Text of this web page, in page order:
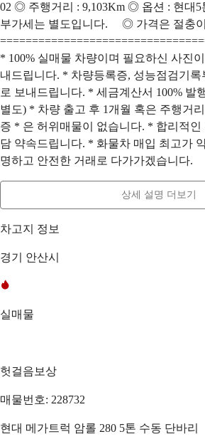
02 ◎ 주행거리 : 9,103Km ◎ 옵션 : 현대
부가세는 별도입니다. ◎ 가격은 절충
* 100% 실매물 차량이며 필요하신 사진
내드립니다. * 차량등록증, 성능점검기
로 보내드립니다. * 세금계산서 100% 발
별도) * 차량 출고 후 1개월 혹은 주행거
증 * 은 허위매물이 없습니다. * 합리적
담 약속드립니다. * 화물차 매입 최고가
명하고 안전한 거래로 다가가겠습니다.
상세 설명 더보기
차고지 정보
경기 안산시
실매물
헛걸음보상
매물번호: 228732
현대 메가트럭 암롤 280 5톤 수동 단바리